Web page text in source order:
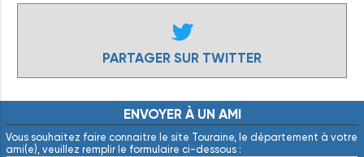
PARTAGER SUR TWITTER
ENVOYER À UN AMI
Vous souhaitez faire connaitre le site Touraine, le département à votre
ami(e), veuillez remplir le formulaire ci-dessous :